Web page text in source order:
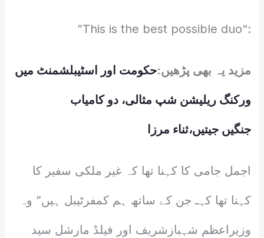
:“This is the best possible duo”
مزید یہ بھی پڑھیں:حکومت اور اسٹیبلشمنٹ میں
ورکنگ ریلیشن شپ مثالی، دو کامیاب
جنگیں جیتیں،ثناء مرزا
اجمل جامی کا کہنا تھا کہ غیر ملکی سفیر کا
کہنا تھا کہـ جن کے ساتھ ہم کمفرٹیبل ہیں” وہ
وزیراعظم شہبازشریف اور فیلڈ مارشل سید